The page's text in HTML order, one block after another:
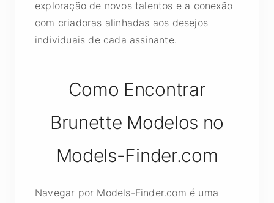
exploração de novos talentos e a conexão
com criadoras alinhadas aos desejos
individuais de cada assinante.
Como Encontrar
Brunette Modelos no
Models-Finder.com
Navegar por Models-Finder.com é uma